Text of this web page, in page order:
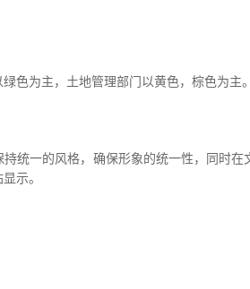
为主，土地管理部门以黄色，棕色为主。
统一的风格，确保形象的统一性，同时在
示。